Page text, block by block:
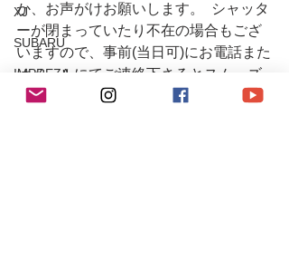
XJ
SUBARU
IMPREZA
Maserati
か、お声がけお願いします。  シャッタ
ーが閉まっていたり不在の場合もござ
いますので、事前(当日可)にお電話また
はメールにてご連絡下さるとスムーズ
です。